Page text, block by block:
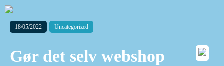
18/05/2022 Uncategorized
Gør det selv webshop